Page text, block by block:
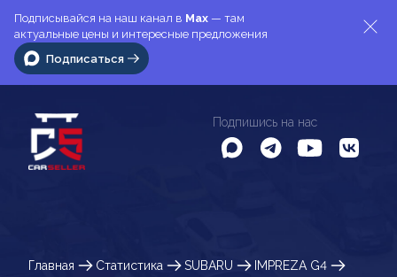
Подписывайся на наш канал в Max — там
актуальные цены и интересные предложения
Подписаться
Подпишись на нас
Главная Статистика SUBARU
IMPREZA G4